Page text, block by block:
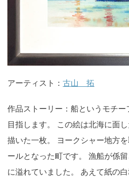
アーティスト： 古山 拓
作品ストーリー：船というモチ
目指します。 この絵は北海に面
描いた一枚。 ヨークシャー地方
ールとなった町です。 漁船が係
に溢れていました。 あえて紙の